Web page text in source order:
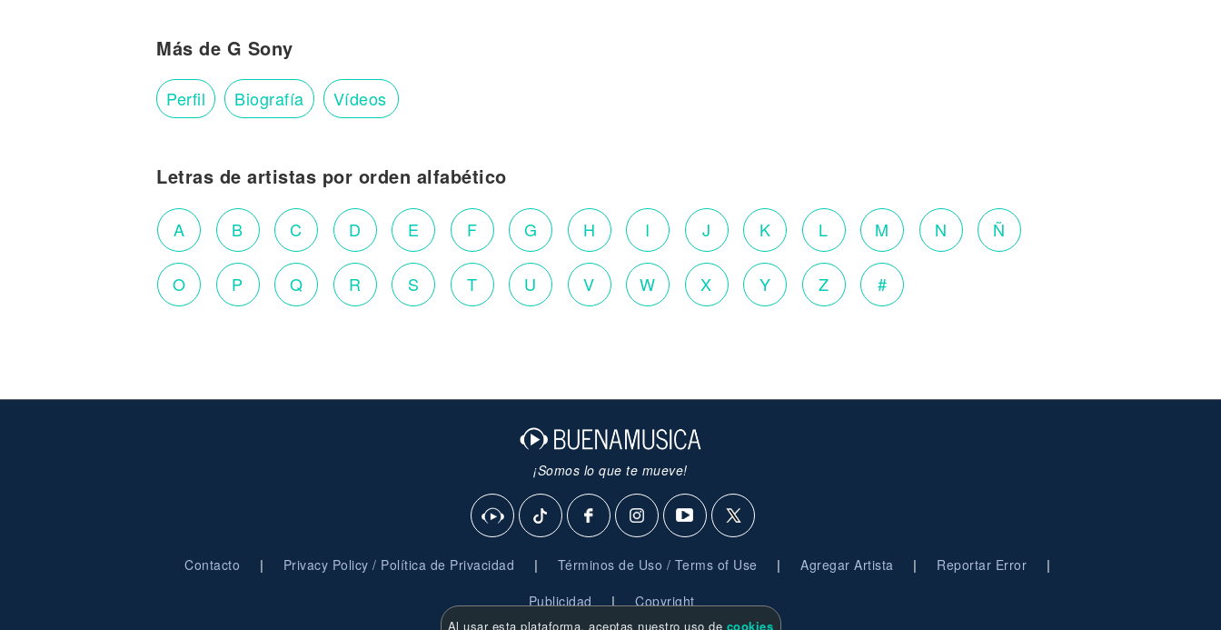
Más de G Sony
Perfil Biografía Vídeos
Letras de artistas por orden alfabético
A B C D E F G H I J K L M N Ñ
O P Q R S T U V W X Y Z #
¡Somos lo que te mueve!
Contacto | Privacy Policy / Política de Privacidad | Términos de Uso / Terms of Use | Agregar Artista | Reportar Error |
Publicidad | Copyright
Al usar esta plataforma, aceptas nuestro uso de cookies